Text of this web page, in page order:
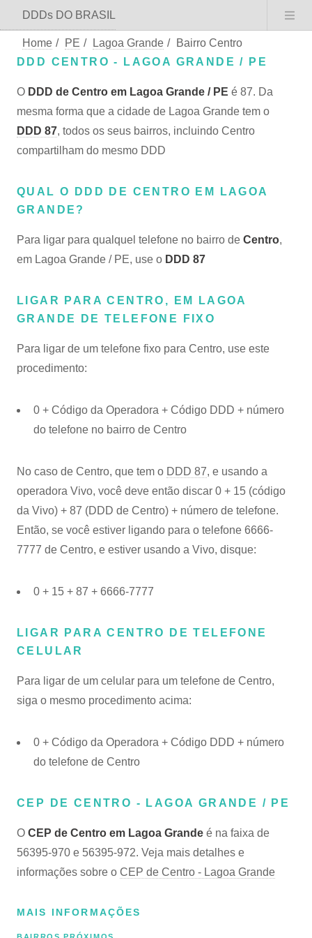
DDDs DO BRASIL
Home / PE / Lagoa Grande /
Bairro Centro
DDD CENTRO - LAGOA GRANDE / PE
O DDD de Centro em Lagoa Grande / PE é 87. Da
mesma forma que a cidade de Lagoa Grande tem o
DDD 87, todos os seus bairros, incluindo Centro
compartilham do mesmo DDD
QUAL O DDD DE CENTRO EM LAGOA
GRANDE?
Para ligar para qualquel telefone no bairro de Centro,
em Lagoa Grande / PE, use o DDD 87
LIGAR PARA CENTRO, EM LAGOA
GRANDE DE TELEFONE FIXO
Para ligar de um telefone fixo para Centro, use este
procedimento:
0 + Código da Operadora + Código DDD + número
do telefone no bairro de Centro
No caso de Centro, que tem o DDD 87, e usando a
operadora Vivo, você deve então discar 0 + 15 (código
da Vivo) + 87 (DDD de Centro) + número de telefone.
Então, se você estiver ligando para o telefone 6666-
7777 de Centro, e estiver usando a Vivo, disque:
0 + 15 + 87 + 6666-7777
LIGAR PARA CENTRO DE TELEFONE
CELULAR
Para ligar de um celular para um telefone de Centro,
siga o mesmo procedimento acima:
0 + Código da Operadora + Código DDD + número
do telefone de Centro
CEP DE CENTRO - LAGOA GRANDE / PE
O CEP de Centro em Lagoa Grande é na faixa de
56395-970 e 56395-972. Veja mais detalhes e
informações sobre o CEP de Centro - Lagoa Grande
MAIS INFORMAÇÕES